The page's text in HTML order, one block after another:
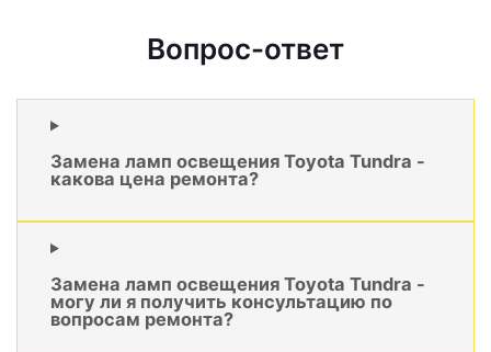
Вопрос-ответ
Замена ламп освещения Toyota Tundra -
какова цена ремонта?
Замена ламп освещения Toyota Tundra -
могу ли я получить консультацию по
вопросам ремонта?